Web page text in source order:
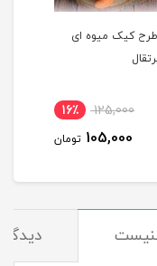
کیک میوه ای
125,000 16٪
105,000 تومان